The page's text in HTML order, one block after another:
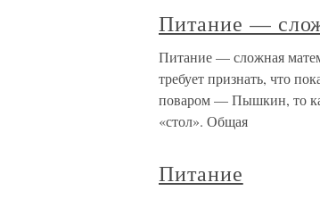
Питание —
Питание — сложная
требует признать, что
поваром — Пышкин, то
«стол». Общая
Питание